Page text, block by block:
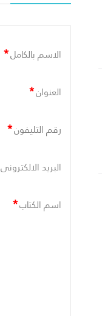
الاسم بالكامل*
العنوان*
رقم التليفون*
البريد الالكترونى
اسم الكتاب*